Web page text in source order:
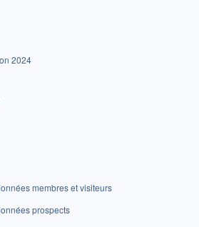
2024
membres et visiteurs
prospects